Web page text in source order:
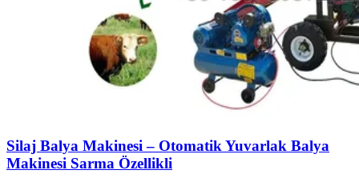
Silaj Balya Makinesi – Otomatik Yuvarlak Balya
Makinesi Sarma Özellikli